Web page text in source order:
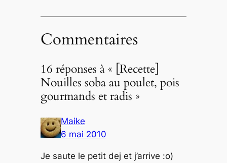
Commentaires
16 réponses à « [Recette]
Nouilles soba au poulet, pois
gourmands et radis »
Maike
6 mai 2010
Je saute le petit dej et j’arrive :o)